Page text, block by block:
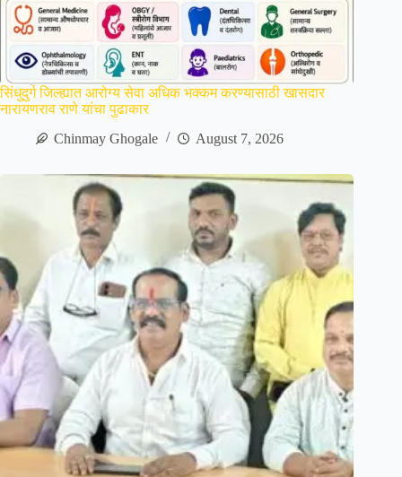
सिंधुदुर्ग जिल्ह्यात आरोग्य सेवा अधिक भक्कम करण्यासाठी खासदार
नारायणराव राणे यांचा पुढाकार
Chinmay Ghogale
August 7, 2026